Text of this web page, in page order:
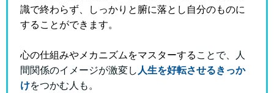
識で終わらず、しっかりと腑に落とし自分のものに
することができます。
心の仕組みやメカニズムをマスターする ことで、人
間関係のイメージが激変し 人生を好転させるきっか
けをつかむ人も。